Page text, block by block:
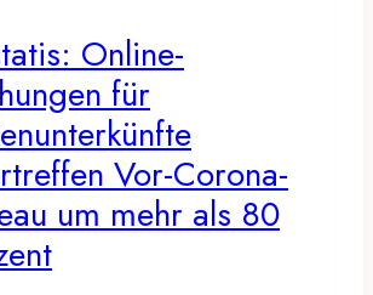
Online-
für
Vor-Corona-
um mehr als 80